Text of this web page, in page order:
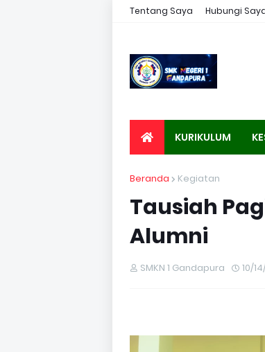
Tentang Saya Hubungi
KURIKULUM
Beranda Kegiatan
Tausiah
Alumni
SMKN 1 Gandapura 10/